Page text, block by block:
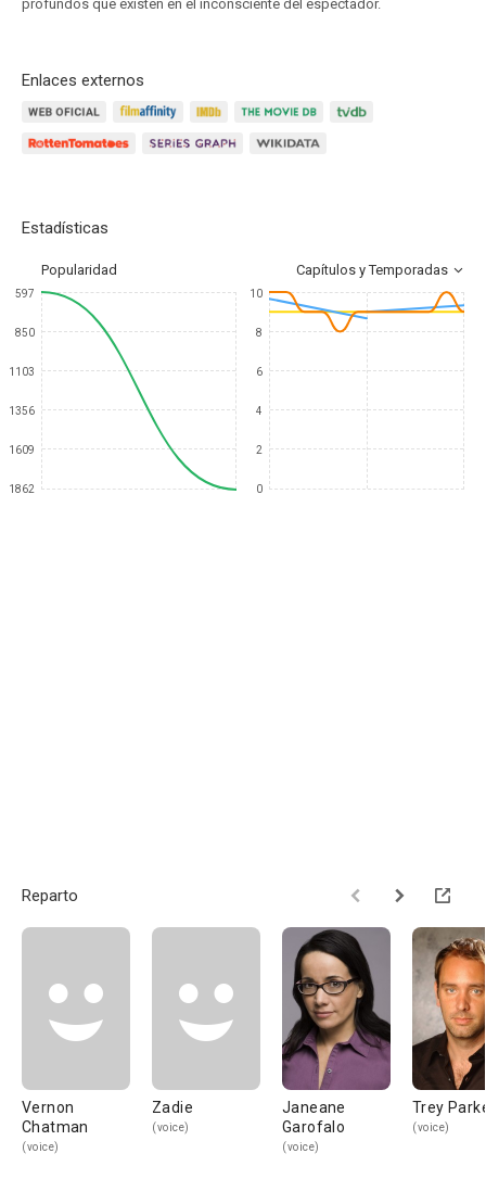
profundos que existen en el inconsciente del espectador.
Enlaces externos
Estadísticas
Popularidad Capítulos y Temporadas
597
850
1103
1356
1609
1862
10
8
6
4
2
0
Reparto
Vernon
Chatman
(voice)
Zadie
(voice)
Janeane
Garofalo
(voice)
Trey
(voice)